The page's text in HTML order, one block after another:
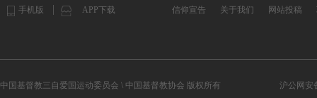
手机版 APP下载 信仰宣告 关于我们 网站投稿
中国基督教三自爱国运动委员会 \ 中国基督教协会 版权所有 沪公网安